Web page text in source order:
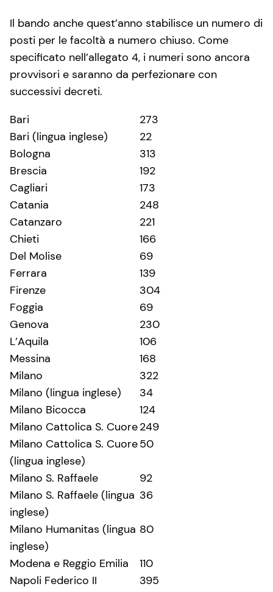
Il bando anche quest’anno stabilisce un numero di
posti per le facoltà a numero chiuso. Come
specificato nell’allegato 4, i numeri sono ancora
provvisori e saranno da perfezionare con
successivi decreti.
Bari
273
Bari (lingua inglese)
22
Bologna
313
Brescia
192
Cagliari
173
Catania
248
Catanzaro
221
Chieti
166
Del Molise
69
Ferrara
139
Firenze
304
Foggia
69
Genova
230
L’Aquila
106
Messina
168
Milano
322
Milano (lingua inglese)
34
Milano Bicocca
124
Milano Cattolica S. Cuore249
Milano Cattolica S. Cuore
(lingua inglese)
50
Milano S. Raffaele
92
Milano S. Raffaele (lingua
inglese)
36
Milano Humanitas (lingua
inglese)
80
Modena e Reggio Emilia
110
Napoli Federico II
395